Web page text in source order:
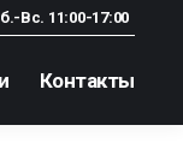
Вс. 11:00-17:00
Контакты